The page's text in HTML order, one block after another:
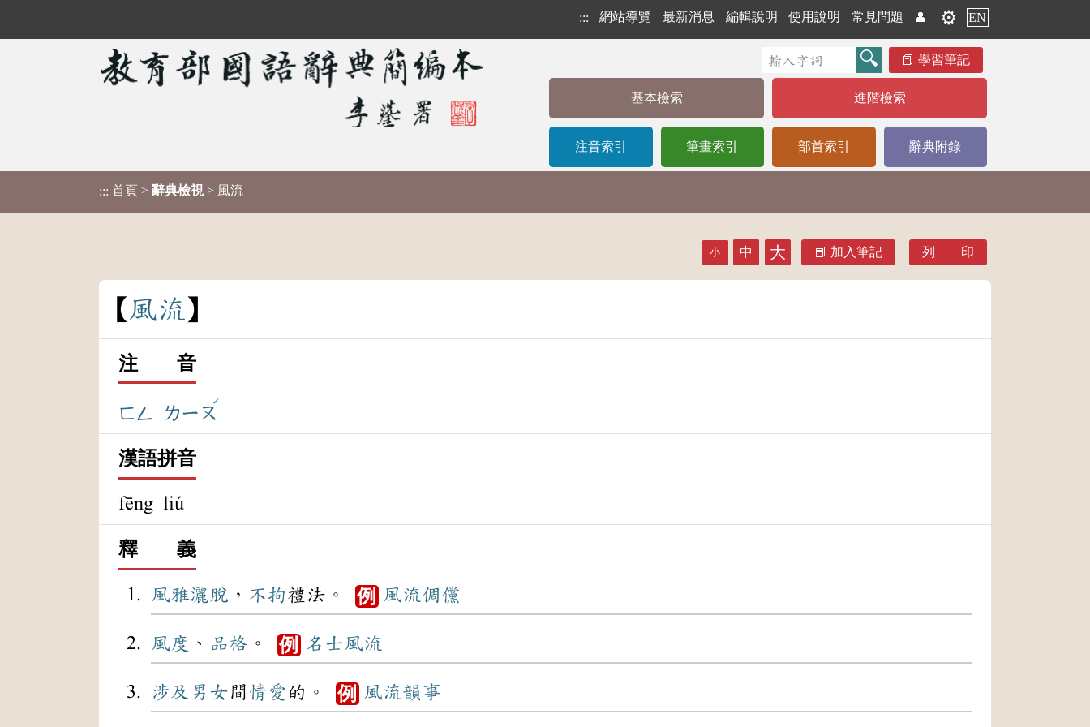
::: 網站導覽 最新消息 編輯說明 使用說明 常見問題 👤 ⚙️ EN
學習筆記
基本檢索 進階檢索
注音索引 筆畫索引 部首索引 辭典附錄
::: 首頁 > 辭典檢視 > 風流
小 中 大 加入筆記 列 印
風流
注 音
ㄈㄥ ㄌㄧㄡ
ˊ
漢語拼音
fēng liú
釋 義
風雅灑脫 ， 不拘禮法。 例 風流倜儻
風度 、 品格 。 例 名士風流
涉及 男女間 情愛 的。 例 風流韻事